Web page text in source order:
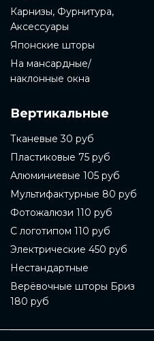
Карнизы, Фурнитура,
Аксессуары
Японские шторы
На мансардные/
наклонные окна
Вертикальные
Тканевые 30 руб
Пластиковые 75 руб
Алюминиевые 105 руб
Мультифактурные 80 руб
Фотожалюзи 110 руб
С логотипом 110 руб
Электрические 450 руб
Нестандартные
Верёвочные шторы Бриз
180 руб